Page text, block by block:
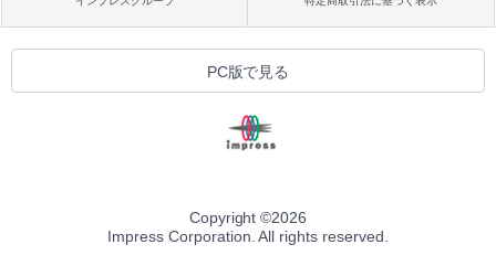
PC版で見る
Copyright ©2026
Impress Corporation. All rights reserved.